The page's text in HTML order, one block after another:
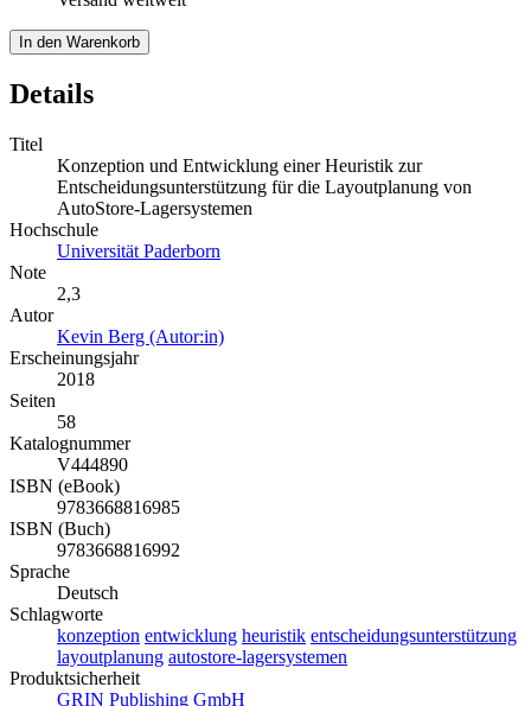
In den Warenkorb
Details
Titel
Konzeption und Entwicklung einer Heuristik zur
Entscheidungsunterstützung für die Layoutplanung von
AutoStore-Lagersystemen
Hochschule
Universität Paderborn
Note
2,3
Autor
Kevin Berg (Autor:in)
Erscheinungsjahr
2018
Seiten
58
Katalognummer
V444890
ISBN (eBook)
9783668816985
ISBN (Buch)
9783668816992
Sprache
Deutsch
Schlagworte
konzeption entwicklung heuristik entscheidungsunterstützung
layoutplanung autostore-lagersystemen
Produktsicherheit
GRIN Publishing GmbH